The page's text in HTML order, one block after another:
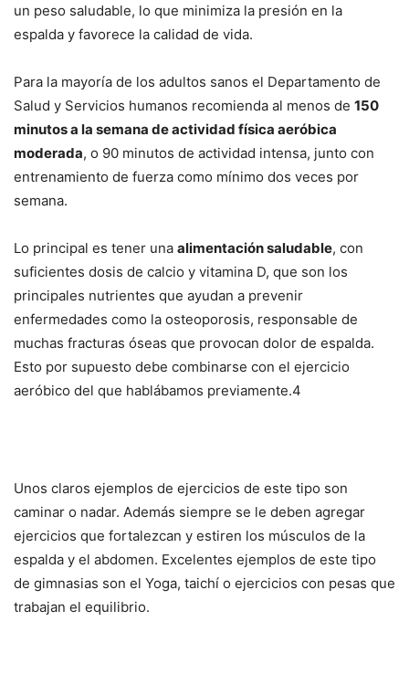
un peso saludable, lo que minimiza la presión en la
espalda y favorece la calidad de vida.
Para la mayoría de los adultos sanos el Departamento de
Salud y Servicios humanos recomienda al menos de 150
minutos a la semana de actividad física aeróbica
moderada, o 90 minutos de actividad intensa, junto con
entrenamiento de fuerza como mínimo dos veces por
semana.
Lo principal es tener una alimentación saludable, con
suficientes dosis de calcio y vitamina D, que son los
principales nutrientes que ayudan a prevenir
enfermedades como la osteoporosis, responsable de
muchas fracturas óseas que provocan dolor de espalda.
Esto por supuesto debe combinarse con el ejercicio
aeróbico del que hablábamos previamente.4
Unos claros ejemplos de ejercicios de este tipo son
caminar o nadar. Además siempre se le deben agregar
ejercicios que fortalezcan y estiren los músculos de la
espalda y el abdomen. Excelentes ejemplos de este tipo
de gimnasias son el Yoga, taichí o ejercicios con pesas que
trabajan el equilibrio.